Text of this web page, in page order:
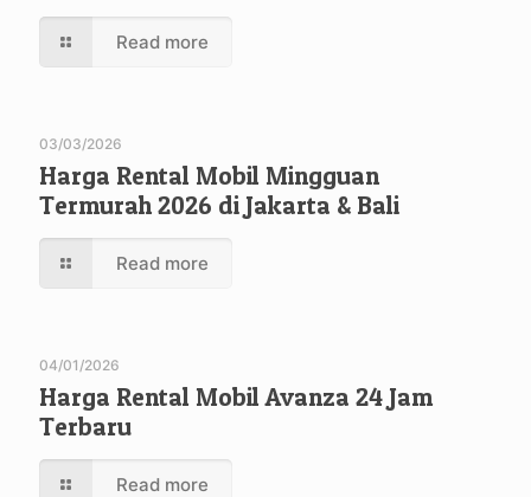
Read more
03/03/2026
Harga Rental Mobil Mingguan
Termurah 2026 di Jakarta & Bali
Read more
04/01/2026
Harga Rental Mobil Avanza 24 Jam
Terbaru
Read more